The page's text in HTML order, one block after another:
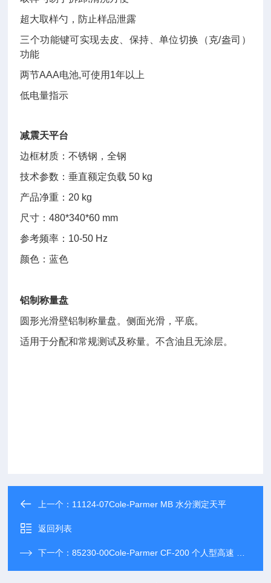
超大取样勺，防止样品泄露
三个功能键可实现去皮、保持、单位切换（克/盎司）
功能
两节AAA电池,可使用1年以上
低电量指示
减震天平台
边框材质：不锈钢，全钢
技术参数：垂直额定负载 50 kg
产品净重：20 kg
尺寸：480*340*60 mm
参考频率：10-50 Hz
颜色：蓝色
铝制称量盘
圆形光滑壁铝制称量盘。侧面光滑，平底。
适用于分配和常规测试及称量。不含油且无涂层。
上一个： 11124-07Cole-Parmer MB 水分测定天平
返回列表
下一个：85230-00Cole-Parmer CF-200 个人型高速 迷你离心机